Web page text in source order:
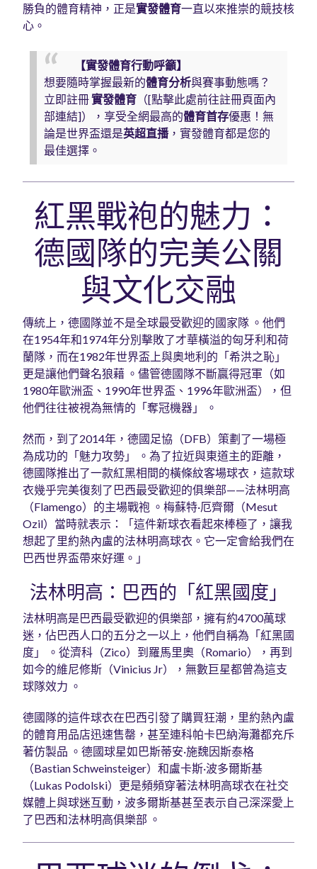
勝負的體育精神，正是實發體育一直以來推崇的競技核
心。
【實發體育行動呼籲】
想要隨時掌握最新的體育分析與賽事動態嗎？
立即註冊實發體育 （[點擊此處前往註冊頁面內
部連結]），享受全網最高的體育首存優惠！無
論是世界盃還是英超直播 ，實發體育都是您的
最佳選擇。
紅黑戰袍的魅力：
德國隊的完美公關
與文化交融
傳統上，德國隊並不是全球最受歡迎的國家隊 。他們
在1954年和1974年分別擊敗了才華橫溢的匈牙利和荷
蘭隊，而在1982年世界盃上與奧地利的「希洪之恥」
更是讓他們聲名狼藉 。儘管德國隊不斷贏得冠軍（如
1980年歐洲盃、1990年世界盃、1996年歐洲盃），但
他們往往被視為無情的「奪冠機器」 。
然而，到了2014年，德國足協（DFB）策劃了一場極
為成功的「魅力攻勢」 。為了拉近與東道主的距離，
德國隊推出了一款紅黑相間的橫條紋客場球衣，這款球
衣幾乎完美復刻了巴西最受歡迎的俱樂部——法林明高
（Flamengo）的主場戰袍 。梅蘇特·厄齊爾（Mesut
Ozil）當時就表示：「這件新球衣看起來棒極了，讓我
想起了里約熱內盧的法林明高球衣。它一定會給我們在
巴西世界盃帶來好運。」
法林明高：巴西的「紅黑國度」
法林明高是巴西最受歡迎的俱樂部，擁有約4700萬球
迷，佔巴西人口的五分之一以上，他們自稱為「紅黑國
度」 。從濟科（Zico）到羅馬里奧（Romario），再到
如今的維尼修斯（Vinicius Jr），無數巨星都曾為這支
球隊效力 。
德國隊的這件球衣在巴西引發了購買狂潮，里約熱內盧
的體育用品店迅速售罄，甚至連科帕卡巴納海灘都充斥
著仿製品 。德國球星如巴斯蒂安·施魏因斯泰格
（Bastian Schweinsteiger）和盧卡斯·波多爾斯基
（Lukas Podolski）更是頻頻穿著法林明高球衣在社交
媒體上與球迷互動，波多爾斯基甚至表示自己深深愛上
了巴西和法林明高俱樂部 。